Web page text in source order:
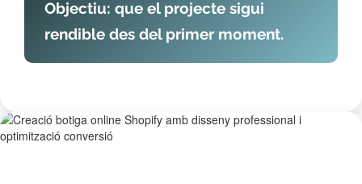
Objectiu: que el projecte sigui
rendible des del primer moment.